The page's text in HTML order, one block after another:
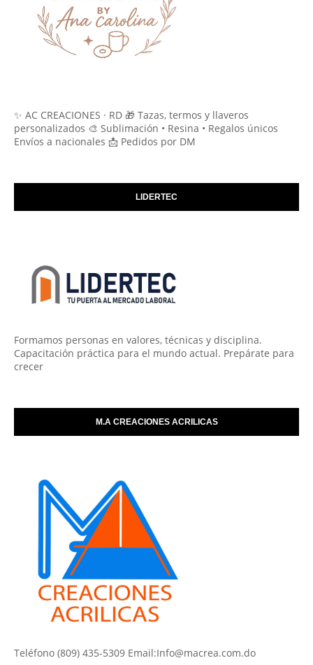
✨ AC CREACIONES · RD 🎁 Tazas, termos y llaveros
personalizados 🎨 Sublimación • Resina • Regalos únicos
Envíos a nacionales 📩 Pedidos por DM
LIDERTEC
Formamos personas en valores, técnicas y disciplina.
Capacitación práctica para el mundo actual. Prepárate para
crecer
M.A CREACIONES ACRILICAS
Teléfono (809) 435-5309 Email:Info@macrea.com.do